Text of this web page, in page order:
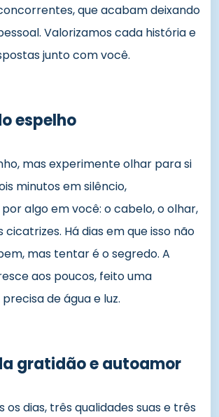
que acabam deixando
Valorizamos cada história e
junto com você.
espelho
mas experimente olhar para si
minutos em silêncio,
algo em você: o cabelo, o olhar,
Há dias em que isso não
mas tentar é o segredo. A
aos poucos, feito uma
de água e luz.
gratidão e autoamor
os dias, três qualidades suas e três